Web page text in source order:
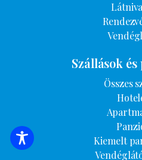
SZÁLLÁSOK
Szállások
Összes
Kiemelt